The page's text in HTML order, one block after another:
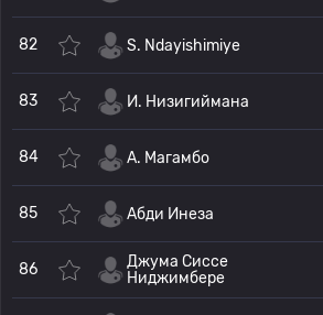
82 S. Ndayishimiye
83 И. Низигиймана
84 A. Магамбо
85 Абди Инеза
86
Джума Сиссе
Ниджимбере